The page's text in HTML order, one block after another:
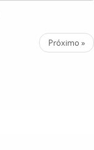
Próximo »